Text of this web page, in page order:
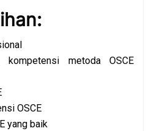
kompetensi metoda OSCE
OSCE
yang baik